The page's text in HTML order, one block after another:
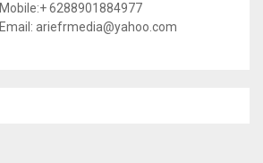
Mobile:+ 6288901884977
Email: ariefrmedia@yahoo.com